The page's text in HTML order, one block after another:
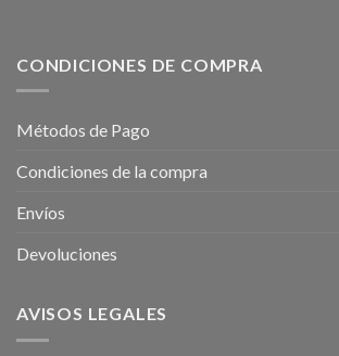
CONDICIONES DE COMPRA
Métodos de Pago
Condiciones de la compra
Envíos
Devoluciones
AVISOS LEGALES